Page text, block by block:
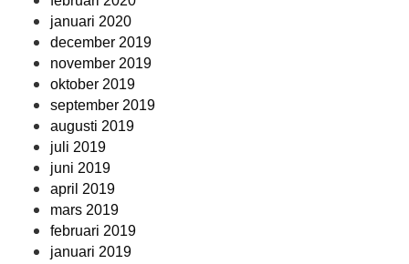
januari 2020
december 2019
november 2019
oktober 2019
september 2019
augusti 2019
juli 2019
juni 2019
april 2019
mars 2019
februari 2019
januari 2019